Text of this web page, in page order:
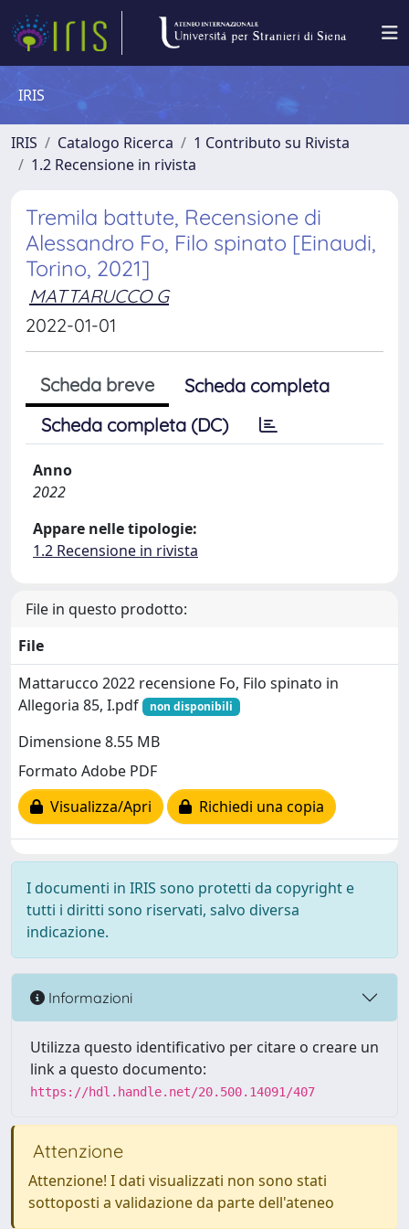
IRIS
IRIS Catalogo Ricerca
1 Contributo su Rivista
1.2 Recensione in rivista
Tremila battute, Recensione di
Alessandro Fo, Filo spinato [Einaudi,
Torino, 2021]
MATTARUCCO G
2022-01-01
Scheda breve
Scheda completa
Scheda completa (DC)
Anno
2022
Appare nelle tipologie:
1.2 Recensione in rivista
File in questo prodotto:
File
Mattarucco 2022 recensione Fo, Filo spinato in
Allegoria 85, I.pdf
non disponibili
Dimensione 8.55 MB
Formato Adobe PDF
Visualizza/Apri
Richiedi una copia
I documenti in IRIS sono protetti da copyright e
tutti i diritti sono riservati, salvo diversa
indicazione.
Informazioni
Utilizza questo identificativo per citare o creare un
link a questo documento:
https://hdl.handle.net/20.500.14091/407
Attenzione
Attenzione! I dati visualizzati non sono stati
sottoposti a validazione da parte dell'ateneo